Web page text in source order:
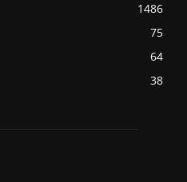
1486
75
64
38